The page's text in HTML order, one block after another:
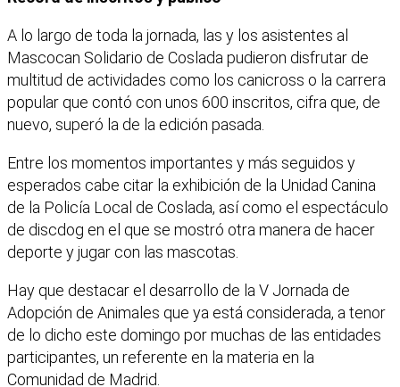
A lo largo de toda la jornada, las y los asistentes al
Mascocan Solidario de Coslada pudieron disfrutar de
multitud de actividades como los canicross o la carrera
popular que contó con unos 600 inscritos, cifra que, de
nuevo, superó la de la edición pasada.
Entre los momentos importantes y más seguidos y
esperados cabe citar la exhibición de la Unidad Canina
de la Policía Local de Coslada, así como el espectáculo
de discdog en el que se mostró otra manera de hacer
deporte y jugar con las mascotas.
Hay que destacar el desarrollo de la V Jornada de
Adopción de Animales que ya está considerada, a tenor
de lo dicho este domingo por muchas de las entidades
participantes, un referente en la materia en la
Comunidad de Madrid.